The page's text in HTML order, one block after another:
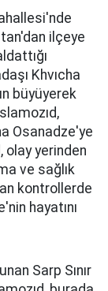
ilçeye
Khvıcha
büyüyerek
Osanadze'ye
yerinden
ve sağlık
kontrollerde
hayatını
Sarp Sınır